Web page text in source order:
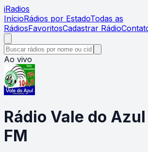
iRadios
InícioRádios por EstadoTodas as
RádiosFavoritosCadastrar Rádio
Ao vivo
Rádio Vale do
FM